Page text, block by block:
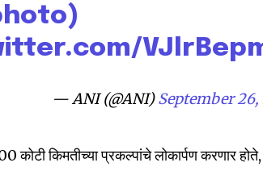
and be part
Don't worry, we respect your
— ANI (@ANI)September 26,
कोटी किमतीच्या प्रकल्पांचे लोकार्पण करणार